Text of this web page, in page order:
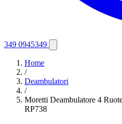
349 0945349
Home
/
Deambulatori
/
Moretti Deambulatore 4
RP738